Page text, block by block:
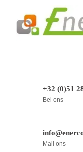
+32 (0)51
Bel ons
Mail ons